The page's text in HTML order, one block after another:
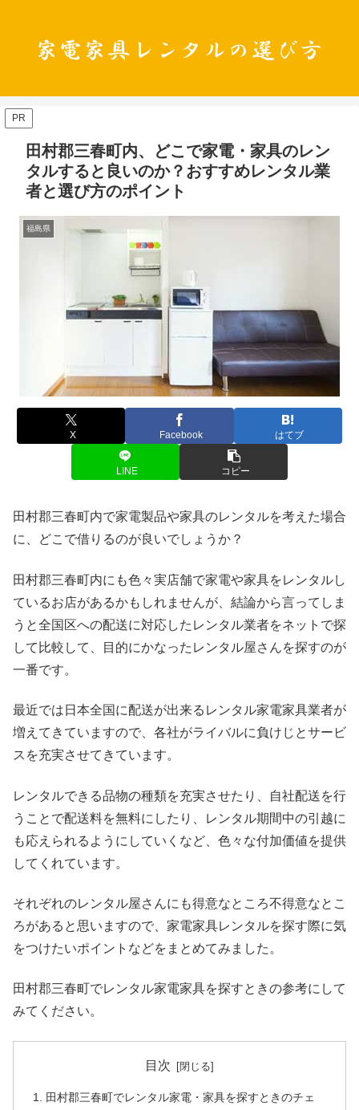
PR
田村郡三春町内、どこで家電・家具のレン
タルすると良いのか？おすすめレンタル業
者と選び方のポイント
福島県
X Facebook はてブ
LINE コピー
田村郡三春町内で家電製品や家具のレンタルを考えた場合
に、どこで借りるのが良いでしょうか？
田村郡三春町内にも色々実店舗で家電や家具をレンタルし
ているお店があるかもしれませんが、結論から言ってしま
うと全国区への配送に対応したレンタル業者をネットで探
して比較して、目的にかなったレンタル屋さんを探すのが
一番です。
最近では日本全国に配送が出来るレンタル家電家具業者が
増えてきていますので、各社がライバルに負けじとサービ
スを充実させてきています。
レンタルできる品物の種類を充実させたり、自社配送を行
うことで配送料を無料にしたり、レンタル期間中の引越に
も応えられるようにしていくなど、色々な付加価値を提供
してくれています。
それぞれのレンタル屋さんにも得意なところ不得意なとこ
ろがあると思いますので、家電家具レンタルを探す際に気
をつけたいポイントなどをまとめてみました。
田村郡三春町でレンタル家電家具を探すときの参考にして
みてください。
目次
田村郡三春町でレンタル家電・家具を探すときのチェ